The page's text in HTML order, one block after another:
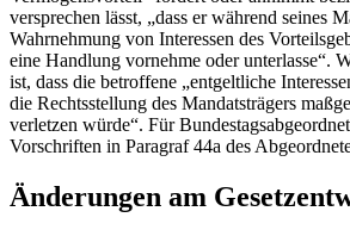
versprechen lässt, „dass er während seines
Wahrnehmung von Interessen des
eine Handlung vornehme oder unterlasse“.
ist, dass die betroffene „entgeltliche
die Rechtsstellung des Mandatsträgers
verletzen würde“. Für
Vorschriften in Paragraf 44a des
Änderungen am